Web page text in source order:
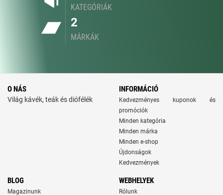
KATEGÓRIÁK
2
MÁRKÁK
O NÁS
Világ kávék, teák és diófélék
INFORMÁCIÓ
Kedvezményes kuponok és
promóciók
Minden kategória
Minden márka
Minden e-shop
Újdonságok
Kedvezmények
BLOG
Magazinunk
WEBHELYEK
Rólunk